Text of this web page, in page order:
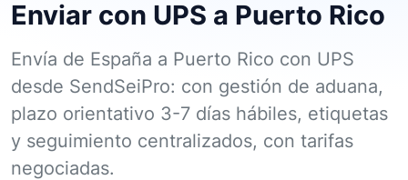
Enviar con UPS a Puerto Rico
Envía de España a Puerto Rico con UPS
desde SendSeiPro: con gestión de aduana,
plazo orientativo 3-7 días hábiles, etiquetas
y seguimiento centralizados, con tarifas
negociadas.